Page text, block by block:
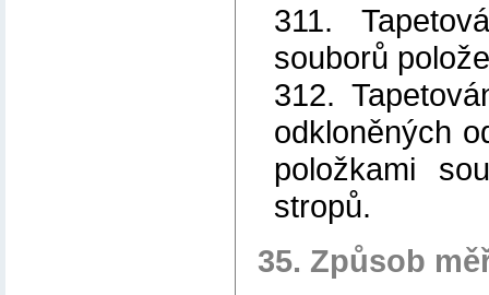
311.
souborů
312.
odkloněných
položkami
stropů.
35. Způsob